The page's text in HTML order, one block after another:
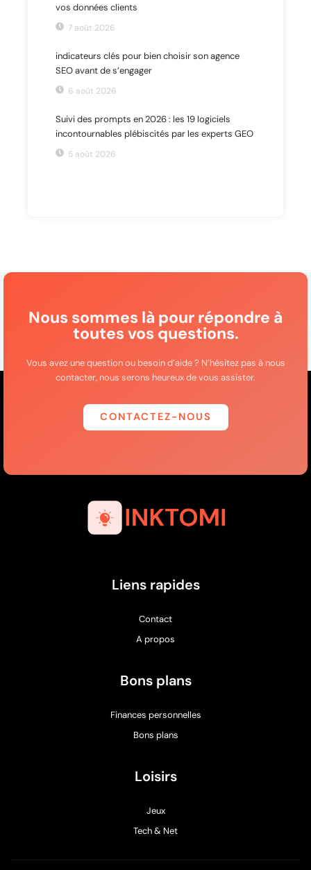
vos données clients
7 août 2026
indicateurs clés pour bien choisir son agence
SEO avant de s’engager
6 août 2026
Suivi des prompts en 2026 : les 19 logiciels
incontournables plébiscités par les experts GEO
5 août 2026
Nous sommes là pour répondre à
toutes vos questions.
Vous avez une question ou besoin d’aide ? N’hésitez pas à nous
contacter, nous serons heureux de vous assister.
CONTACTEZ-NOUS
Liens rapides
Contact
A propos
Bons plans
Finances personnelles
Bons plans
Loisirs
Jeux
Tech & Net